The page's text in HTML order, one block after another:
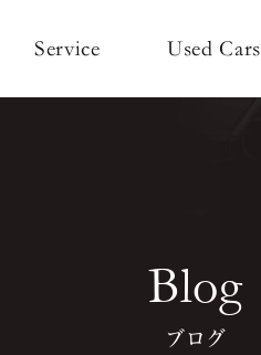
Service Used Cars
Blog
ブログ